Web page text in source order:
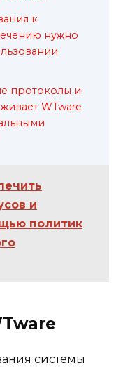
к
нужно
протоколы и
WTware
и
политик
системы